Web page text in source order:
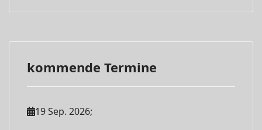
kommende Termine
19 Sep. 2026;